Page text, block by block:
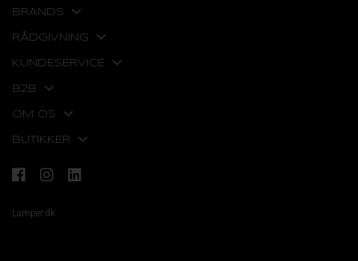
BRANDS
RÅDGIVNING
KUNDESERVICE
B2B
OM OS
BUTIKKER
Lamper.dk